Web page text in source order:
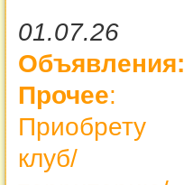
01.07.26
Объявления:
Прочее:
Приобрету
клуб/